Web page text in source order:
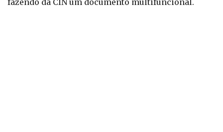
fazendo da CIN um documento multifuncional.